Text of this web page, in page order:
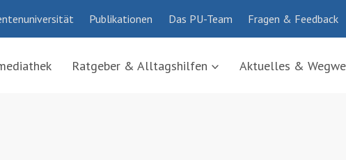
Publikationen Das PU-Team Fragen & Feedback
Ratgeber & Alltagshilfen Aktuelles &